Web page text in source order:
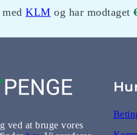
KLM og har modtaget
ved at bruge vores